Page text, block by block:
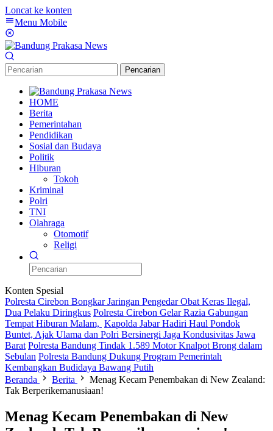
Loncat ke konten
Menu Mobile
Pencarian
HOME
Berita
Pemerintahan
Pendidikan
Sosial dan Budaya
Politik
Hiburan
Tokoh
Kriminal
Polri
TNI
Olahraga
Otomotif
Religi
Konten Spesial
Polresta Cirebon Bongkar Jaringan Pengedar Obat Keras Ilegal,
Dua Pelaku Diringkus Polresta Cirebon Gelar Razia Gabungan
Tempat Hiburan Malam, Kapolda Jabar Hadiri Haul Pondok
Buntet, Ajak Ulama dan Polri Bersinergi Jaga Kondusivitas Jawa
Barat Polresta Bandung Tindak 1.589 Motor Knalpot Brong dalam
Sebulan Polresta Bandung Dukung Program Pemerintah
Kembangkan Budidaya Bawang Putih
Beranda
Berita
Menag Kecam Penembakan di New Zealand:
Tak Berperikemanusiaan!
Menag Kecam Penembakan di New